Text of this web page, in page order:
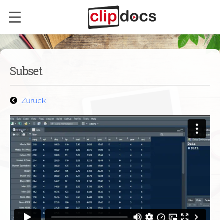
Subset
Zurück
Klassische Rechenoperationen in R
Spezielle Rechenoperationen – Logarithmus 7:02
Boolesche Operatoren
Vektor-Indexierung 4:12
Runden 3:50
Datentypen
Datenformen
Samples 4:24